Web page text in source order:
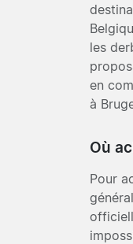
les
en
à
Où
Pour